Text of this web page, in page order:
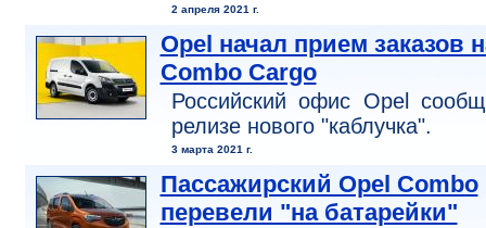
2 апреля 2021 г.
Opel начал прием заказов
Combo Cargo
Российский офис Opel
релизе нового "каблучка".
3 марта 2021 г.
Пассажирский Opel Combo
перевели "на батарейки"